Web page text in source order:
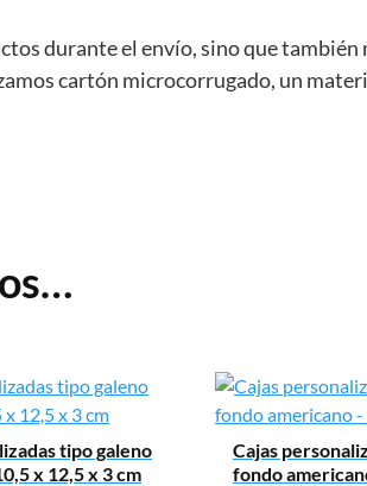
durante el envío, sino que
cartón microcorrugado, un
tipo galeno
x 12,5 x 3 cm
Cajas
fondo